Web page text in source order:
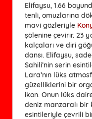
Elifaysu, 1.66
tenli, omuzlarına
mavi gözleriyle
şölenine çevirir. 23
kalçaları ve diri
dansı. Elifaysu,
Sahili’nin serin
Lara’nın lüks
güzelliklerini bir
ikon. Onun lüks
deniz manzaralı bir
esintileriyle çevrili